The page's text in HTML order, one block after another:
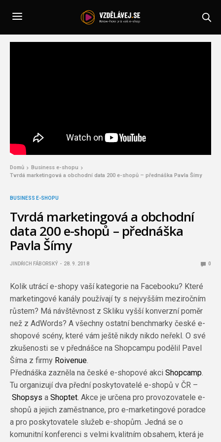
Domů
Business e-shopu
Tvrdá marketingová a obchodní data 200 e-shopů – přednáška Pavla Šímy
BUSINESS E-SHOPU
Tvrdá marketingová a obchodní
data 200 e-shopů – přednáška
Pavla Šímy
JINDŘICH FÁBORSKÝ 28. 9. 2018 0
Kolik utrácí e-shopy vaší kategorie na Facebooku? Které
marketingové kanály používají ty s nejvyšším meziročním
růstem? Má návštěvnost z Skliku vyšší konverzní poměr
než z AdWords? A všechny ostatní benchmarky české e-
shopové scény, které vám ještě nikdy nikdo neřekl. O své
zkušenosti se v přednášce na Shopcampu podělil Pavel
Šíma z firmy Roivenue.
Přednáška zazněla na české e-shopové akci Shopcamp.
Tu organizují dva přední poskytovatelé e-shopů v ČR –
Shopsys a Shoptet. Akce je určena pro provozovatele e-
shopů a jejich zaměstnance, pro e-marketingové poradce
a pro poskytovatele služeb e-shopům. Jedná se o
komunitní konferenci s velmi kvalitním obsahem, která je